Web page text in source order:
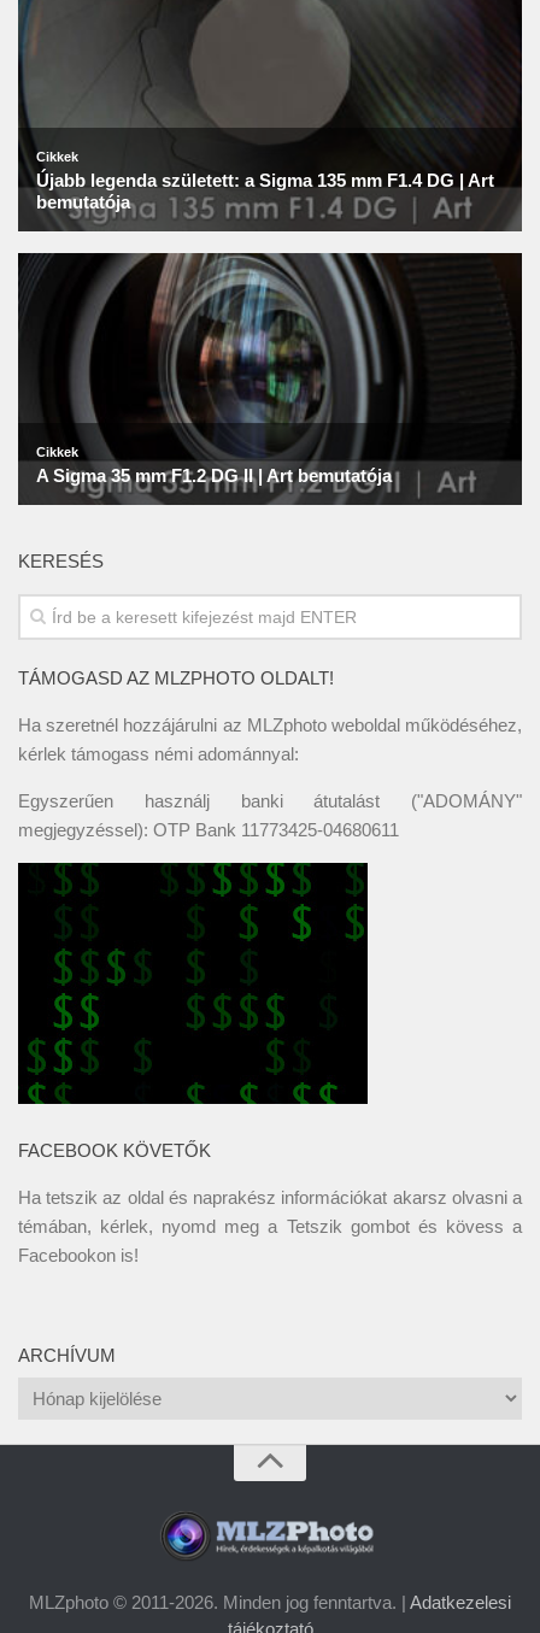
KERESÉS
TÁMOGASD AZ MLZPHOTO OLDALT!
Ha szeretnél hozzájárulni az MLZphoto weboldal működéséhez,
kérlek támogass némi adománnyal:
Egyszerűen használj banki átutalást ("ADOMÁNY"
megjegyzéssel): OTP Bank 11773425-04680611
FACEBOOK KÖVETŐK
Ha tetszik az oldal és naprakész információkat akarsz olvasni a
témában, kérlek, nyomd meg a Tetszik gombot és kövess a
Facebookon is!
ARCHÍVUM
Archívum
MLZphoto © 2011-2026. Minden jog fenntartva. | Adatkezelesi
tájékoztató